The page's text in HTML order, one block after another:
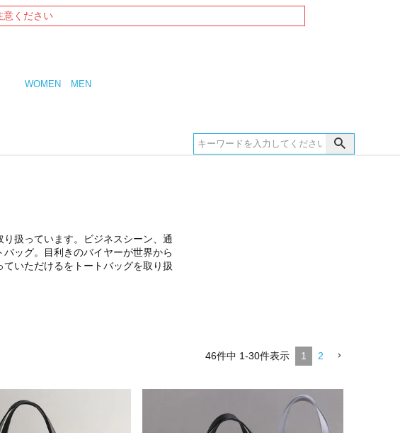
意ください
WOMEN MEN
扱っています。ビジネスシーン、通
ッグ。目利きのバイヤーが世界から
いただけるをトートバッグを取り扱
46件中 1-30件表示 1 2